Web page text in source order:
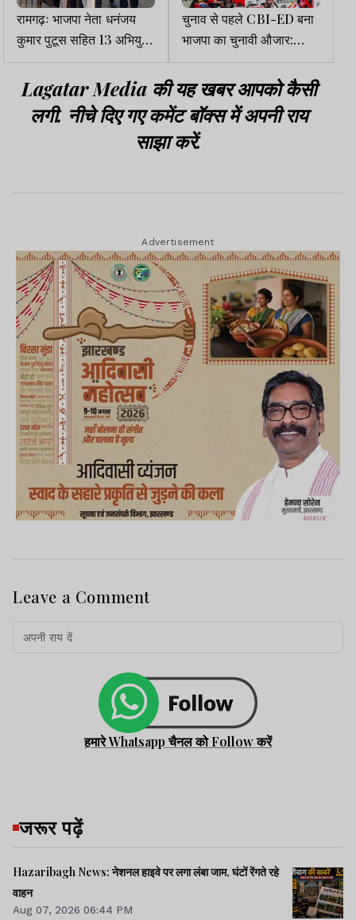
रामगढ़ः भाजपा नेता धनंजय
कुमार पुटूस सहित 13 अभियुक्त
कोर्ट से बरी
चुनाव से पहले CBI-ED बना
भाजपा का चुनावी औजार:
सुप्रियो
Lagatar Media की यह खबर आपको कैसी
लगी. नीचे दिए गए कमेंट बॉक्स में अपनी राय
साझा करें.
Advertisement
Leave a Comment
हमारे Whatsapp चैनल को Follow करें
जरूर पढ़ें
Hazaribagh News: नेशनल हाइवे पर लगा लंबा जाम, घंटों रेंगते रहे
वाहन
Aug 07, 2026 06:44 PM